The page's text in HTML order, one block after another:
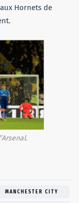
Hornets de
MANCHESTER CITY